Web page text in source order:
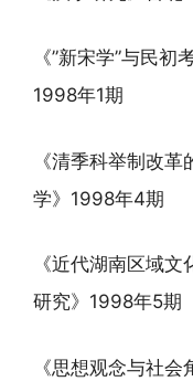
《”新宋学”与民初
1998年1期
《清季科举制改
学》1998年4期
《近代湖南区域
研究》1998年5期
《思想观念与社